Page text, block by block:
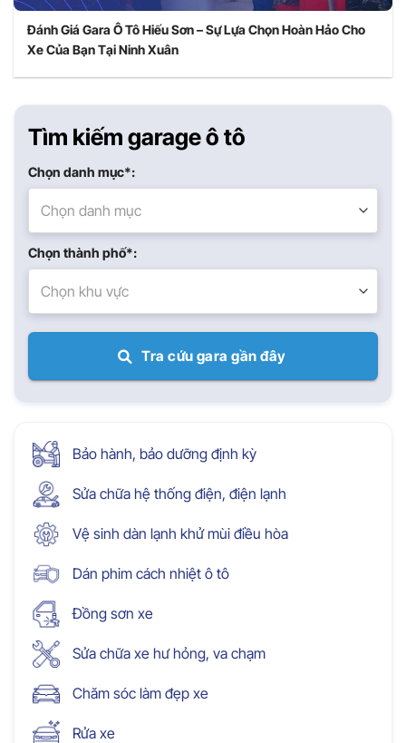
Đánh Giá Gara Ô Tô Hiếu Sơn – Sự Lựa Chọn Hoàn Hảo Cho
Xe Của Bạn Tại Ninh Xuân
Tìm kiếm garage ô tô
Chọn danh mục*:
Chọn danh mục
Chọn thành phố*:
Chọn khu vực
Tra cứu gara gần đây
Bảo hành, bảo dưỡng định kỳ
Sửa chữa hệ thống điện, điện lạnh
Vệ sinh dàn lạnh khử mùi điều hòa
Dán phim cách nhiệt ô tô
Đồng sơn xe
Sửa chữa xe hư hỏng, va chạm
Chăm sóc làm đẹp xe
Rửa xe